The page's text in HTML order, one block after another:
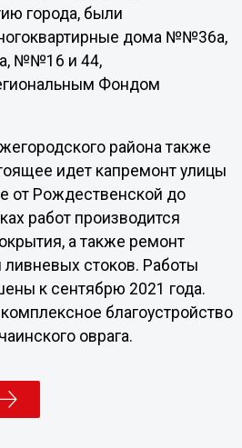
города, были
дома №№36а,
№№16 и 44,
Фондом
района также
идет капремонт улицы
от Рождественской до
работ производится
а также ремонт
ливневых стоков. Работы
к сентябрю 2021 года.
благоустройство
оврага.